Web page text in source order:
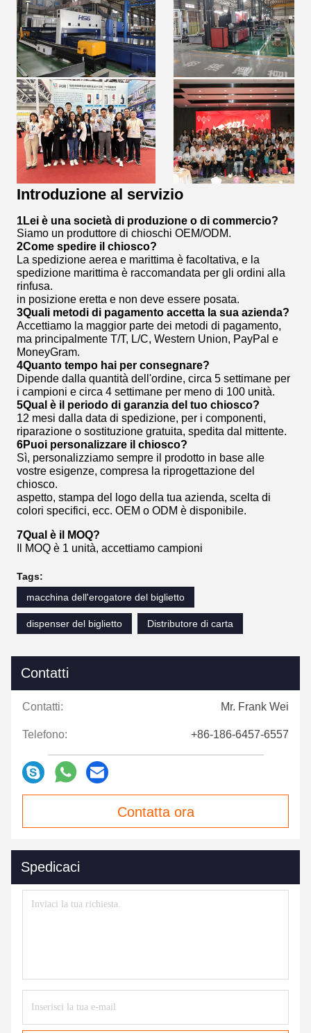
Introduzione al servizio
1Lei è una società di produzione o di commercio?
Siamo un produttore di chioschi OEM/ODM.
2Come spedire il chiosco?
La spedizione aerea e marittima è facoltativa, e la
spedizione marittima è raccomandata per gli ordini alla
rinfusa.
in posizione eretta e non deve essere posata.
3Quali metodi di pagamento accetta la sua azienda?
Accettiamo la maggior parte dei metodi di pagamento,
ma principalmente T/T, L/C, Western Union, PayPal e
MoneyGram.
4Quanto tempo hai per consegnare?
Dipende dalla quantità dell'ordine, circa 5 settimane per
i campioni e circa 4 settimane per meno di 100 unità.
5Qual è il periodo di garanzia del tuo chiosco?
12 mesi dalla data di spedizione, per i componenti,
riparazione o sostituzione gratuita, spedita dal mittente.
6Puoi personalizzare il chiosco?
Sì, personalizziamo sempre il prodotto in base alle
vostre esigenze, compresa la riprogettazione del
chiosco.
aspetto, stampa del logo della tua azienda, scelta di
colori specifici, ecc. OEM o ODM è disponibile.
7Qual è il MOQ?
Il MOQ è 1 unità, accettiamo campioni
Tags:
macchina dell'erogatore del biglietto
dispenser del biglietto Distributore di carta
Contatti
Contatti: Mr. Frank Wei
Telefono: +86-186-6457-6557
Contatta ora
Spedicaci